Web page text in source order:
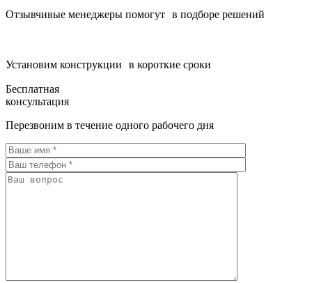
Отзывчивые менеджеры помогут в подборе решений
Установим конструкции в короткие сроки
Бесплатная
консультация
Перезвоним в течение одного рабочего дня